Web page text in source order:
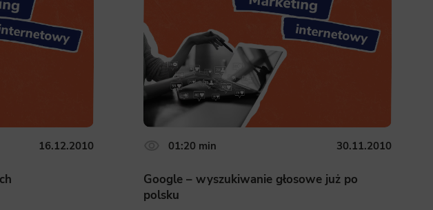
and usability of the website by enabling secure
of the website. The website cannot be properly
choices you make while using our website. For
or to remember your login information, making it
and similar technologies allow us to measure the
16.12.2010 01:20 min 30.11.2010
Google – wyszukiwanie głosowe już po
polsku